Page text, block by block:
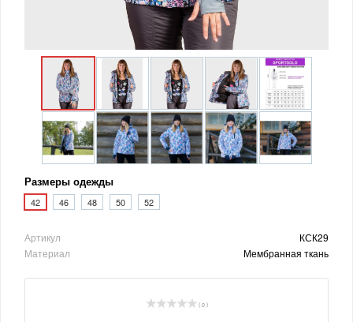
Размеры одежды
42 46 48 50 52
Артикул
КСК29
Материал
Мембранная ткань
( 0 )